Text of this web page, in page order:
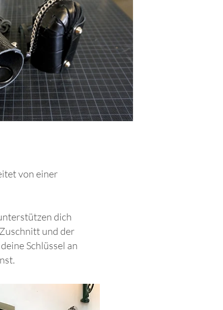
von einer
dich
und der
Schlüssel an